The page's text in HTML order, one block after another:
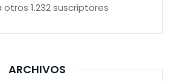
1.232 suscriptores
ARCHIVOS